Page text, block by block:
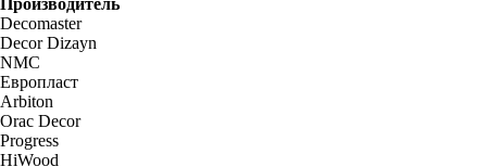
Производитель
Decomaster
Decor Dizayn
NMC
Европласт
Arbiton
Orac Decor
Progress
HiWood